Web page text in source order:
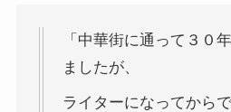
「中華街に通って３０
ましたが、
ライターになってから